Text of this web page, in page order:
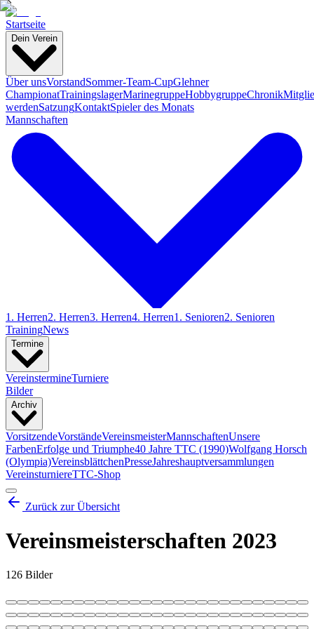
Startseite
Dein Verein
Über unsVorstandSommer-Team-CupGlehner
ChampionatTrainingslagerMarinegruppeHobbygruppeChronik
werdenSatzungKontaktSpieler des Monats
Mannschaften
1. Herren2. Herren3. Herren4. Herren1. Senioren2. Senioren
TrainingNews
Termine
VereinstermineTurniere
Bilder
Archiv
VorsitzendeVorständeVereinsmeisterMannschaftenUnsere
FarbenErfolge und Triumphe40 Jahre TTC (1990)Wolfgang Horsch
(Olympia)VereinsblättchenPresseJahreshauptversammlungen
VereinsturniereTTC-Shop
Zurück zur Übersicht
Vereinsmeisterschaften 2023
126 Bilder